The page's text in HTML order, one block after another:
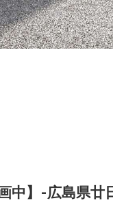
中】-広島県廿